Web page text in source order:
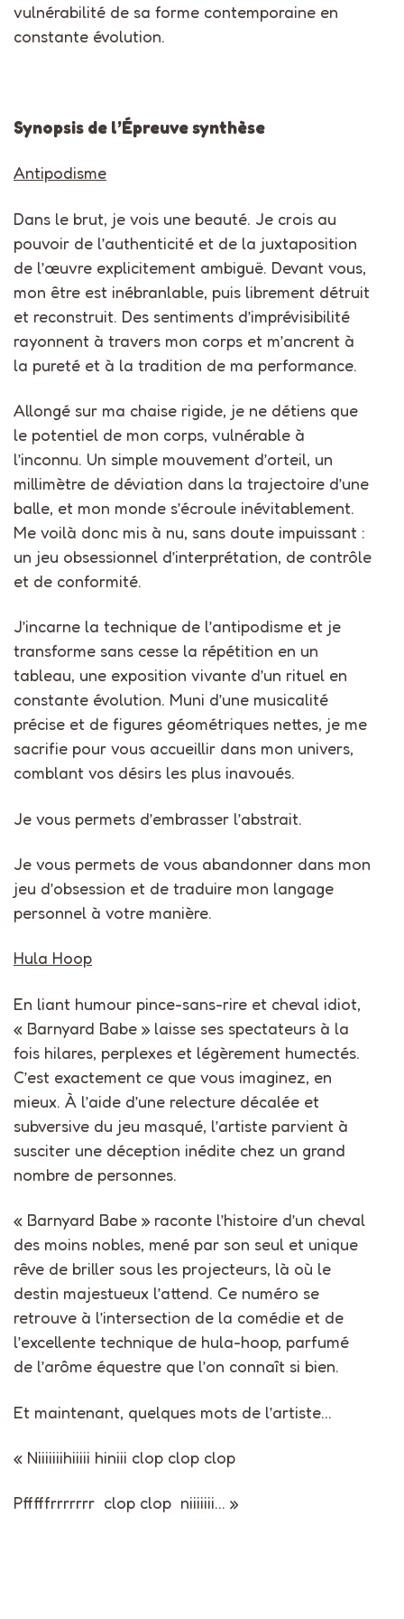
vulnérabilité de sa forme contemporaine en
constante évolution.
Synopsis de l’Épreuve synthèse
Antipodisme
Dans le brut, je vois une beauté. Je crois au
pouvoir de l’authenticité et de la juxtaposition
de l’œuvre explicitement ambiguë. Devant vous,
mon être est inébranlable, puis librement détruit
et reconstruit. Des sentiments d’imprévisibilité
rayonnent à travers mon corps et m’ancrent à
la pureté et à la tradition de ma performance.
Allongé sur ma chaise rigide, je ne détiens que
le potentiel de mon corps, vulnérable à
l’inconnu. Un simple mouvement d’orteil, un
millimètre de déviation dans la trajectoire d’une
balle, et mon monde s’écroule inévitablement.
Me voilà donc mis à nu, sans doute impuissant :
un jeu obsessionnel d’interprétation, de contrôle
et de conformité.
J’incarne la technique de l’antipodisme et je
transforme sans cesse la répétition en un
tableau, une exposition vivante d’un rituel en
constante évolution. Muni d’une musicalité
précise et de figures géométriques nettes, je me
sacrifie pour vous accueillir dans mon univers,
comblant vos désirs les plus inavoués.
Je vous permets d’embrasser l’abstrait.
Je vous permets de vous abandonner dans mon
jeu d’obsession et de traduire mon langage
personnel à votre manière.
Hula Hoop
En liant humour pince-sans-rire et cheval idiot,
« Barnyard Babe » laisse ses spectateurs à la
fois hilares, perplexes et légèrement humectés.
C’est exactement ce que vous imaginez, en
mieux. À l’aide d’une relecture décalée et
subversive du jeu masqué, l’artiste parvient à
susciter une déception inédite chez un grand
nombre de personnes.
« Barnyard Babe » raconte l’histoire d’un cheval
des moins nobles, mené par son seul et unique
rêve de briller sous les projecteurs, là où le
destin majestueux l’attend. Ce numéro se
retrouve à l’intersection de la comédie et de
l’excellente technique de hula-hoop, parfumé
de l’arôme équestre que l’on connaît si bien.
Et maintenant, quelques mots de l’artiste…
« Niiiiiiihiiiii hiniii clop clop clop
Pfffffrrrrrrr clop clop niiiiiii… »